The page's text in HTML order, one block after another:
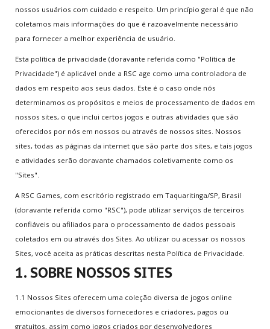
Jogos MEMBROS
3D
Ação
Esporte
Multijogadores
MEMBROS
ESCOLHASEU PAÍS
nossos usuários com cuidado e respeito. Um princípio geral é que não
coletamos mais informações do que é razoavelmente necessário
para fornecer a melhor experiência de usuário.
Esta política de privacidade (doravante referida como "Política de
Privacidade") é aplicável onde a RSC age como uma controladora de
dados em respeito aos seus dados. Este é o caso onde nós
determinamos os propósitos e meios de processamento de dados em
nossos sites, o que inclui certos jogos e outras atividades que são
oferecidos por nós em nossos ou através de nossos sites. Nossos
sites, todas as páginas da internet que são parte dos sites, e tais jogos
e atividades serão doravante chamados coletivamente como os
"Sites".
A RSC Games, com escritório registrado em Taquaritinga/SP, Brasil
(doravante referida como "RSC"), pode utilizar serviços de terceiros
confiáveis ou afiliados para o processamento de dados pessoais
coletados em ou através dos Sites. Ao utilizar ou acessar os nossos
Sites, você aceita as práticas descritas nesta Política de Privacidade.
1. SOBRE NOSSOS SITES
1.1 Nossos Sites oferecem uma coleção diversa de jogos online
emocionantes de diversos fornecedores e criadores, pagos ou
gratuitos, assim como jogos criados por desenvolvedores
Uko hapa: Home . Política de Privacidade
Crie sua conta
Entre para o CLAN